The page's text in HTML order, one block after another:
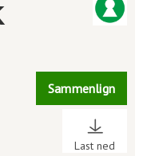
Sammenlign
Last ned